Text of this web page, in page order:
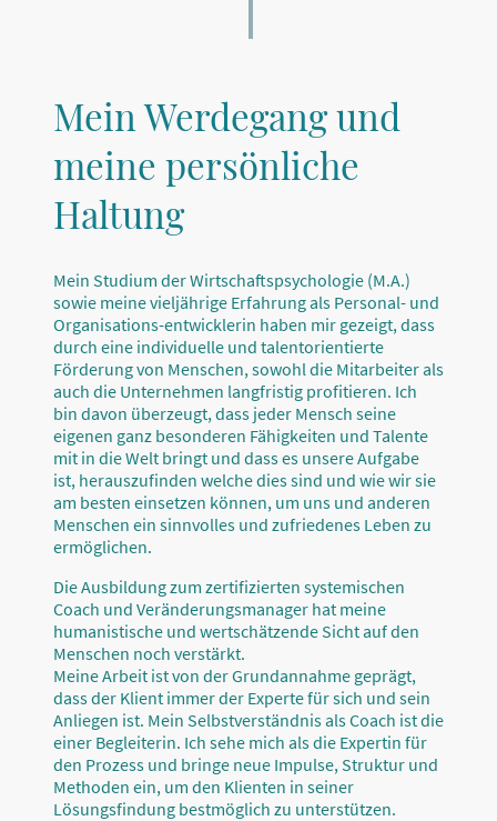
Mein Werdegang und
meine persönliche
Haltung
Mein Studium der Wirtschaftspsychologie (M.A.)
sowie meine vieljährige Erfahrung als Personal- und
Organisations-entwicklerin haben mir gezeigt, dass
durch eine individuelle und talentorientierte
Förderung von Menschen, sowohl die Mitarbeiter als
auch die Unternehmen langfristig profitieren. Ich
bin davon überzeugt, dass jeder Mensch seine
eigenen ganz besonderen Fähigkeiten und Talente
mit in die Welt bringt und dass es unsere Aufgabe
ist, herauszufinden welche dies sind und wie wir sie
am besten einsetzen können, um uns und anderen
Menschen ein sinnvolles und zufriedenes Leben zu
ermöglichen.
Die Ausbildung zum zertifizierten systemischen
Coach und Veränderungsmanager hat meine
humanistische und wertschätzende Sicht auf den
Menschen noch verstärkt.
Meine Arbeit ist von der Grundannahme geprägt,
dass der Klient immer der Experte für sich und sein
Anliegen ist. Mein Selbstverständnis als Coach ist die
einer Begleiterin. Ich sehe mich als die Expertin für
den Prozess und bringe neue Impulse, Struktur und
Methoden ein, um den Klienten in seiner
Lösungsfindung bestmöglich zu unterstützen.